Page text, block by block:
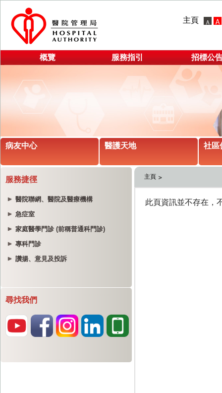
主頁
概覽 服務指引 招標公
病友中心 醫護天地 社區
服務捷徑
醫院聯網、醫院及醫療機構
急症室
家庭醫學門診 (前稱普通科門診)
專科門診
讚揚、意見及投訴
尋找我們
主頁